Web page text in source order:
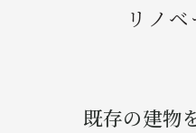
リノ
既存の建物